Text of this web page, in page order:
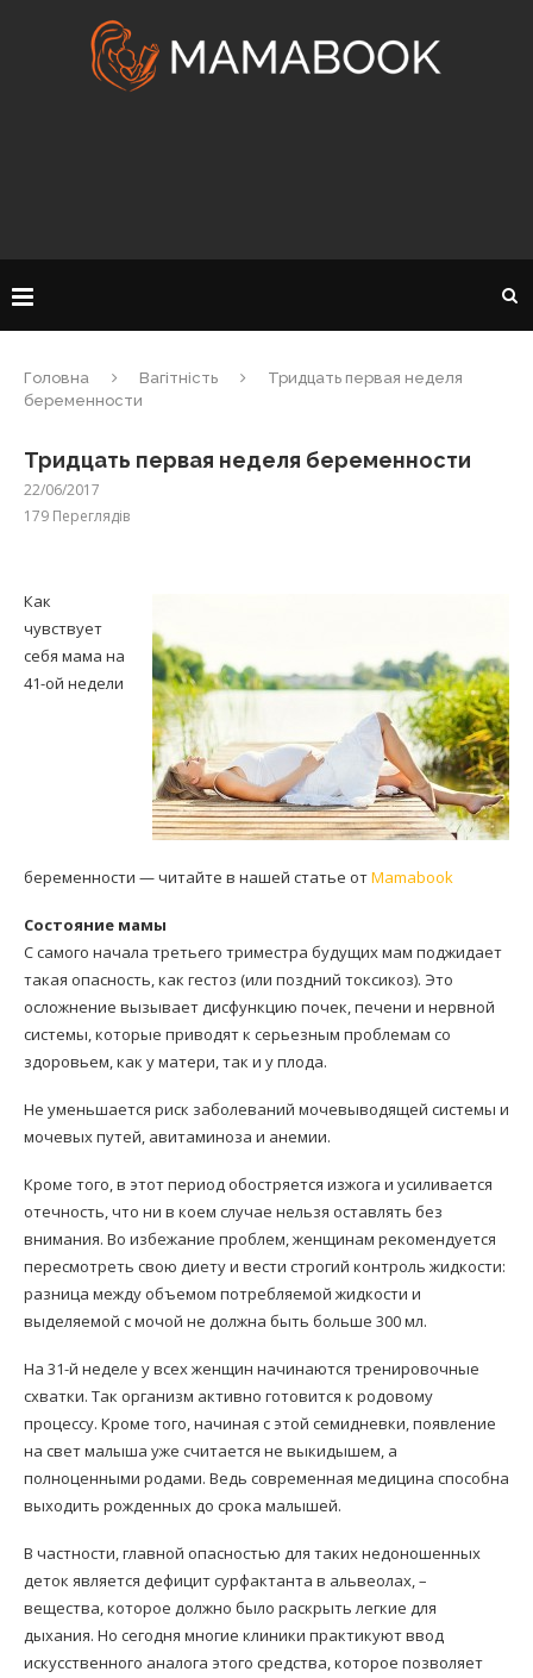
Головна Вагітність
Тридцать первая неделя
беременности
Тридцать первая неделя беременности
22/06/2017
179 Переглядів
Как
чувствует
себя мама на
41-ой недели
беременности — читайте в нашей статье отMamabook
Состояние мамы
С самого начала третьего триместра будущих мам поджидает
такая опасность, как гестоз (или поздний токсикоз). Это
осложнение вызывает дисфункцию почек, печени и нервной
системы, которые приводят к серьезным проблемам со
здоровьем, как у матери, так и у плода.
Не уменьшается риск заболеваний мочевыводящей системы и
мочевых путей, авитаминоза и анемии.
Кроме того, в этот период обостряется изжога и усиливается
отечность, что ни в коем случае нельзя оставлять без
внимания. Во избежание проблем, женщинам рекомендуется
пересмотреть свою диету и вести строгий контроль жидкости:
разница между объемом потребляемой жидкости и
выделяемой с мочой не должна быть больше 300 мл.
На 31-й неделе у всех женщин начинаются тренировочные
схватки. Так организм активно готовится к родовому
процессу. Кроме того, начиная с этой семидневки, появление
на свет малыша уже считается не выкидышем, а
полноценными родами. Ведь современная медицина способна
выходить рожденных до срока малышей.
В частности, главной опасностью для таких недоношенных
деток является дефицит сурфактанта в альвеолах, –
вещества, которое должно было раскрыть легкие для
дыхания. Но сегодня многие клиники практикуют ввод
искусственного аналога этого средства, которое позволяет